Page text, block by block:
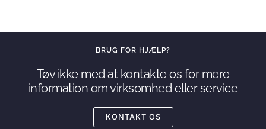
BRUG FOR HJÆLP?
Tøv ikke med at kontakte os for mere
information om virksomhed eller service
KONTAKT OS